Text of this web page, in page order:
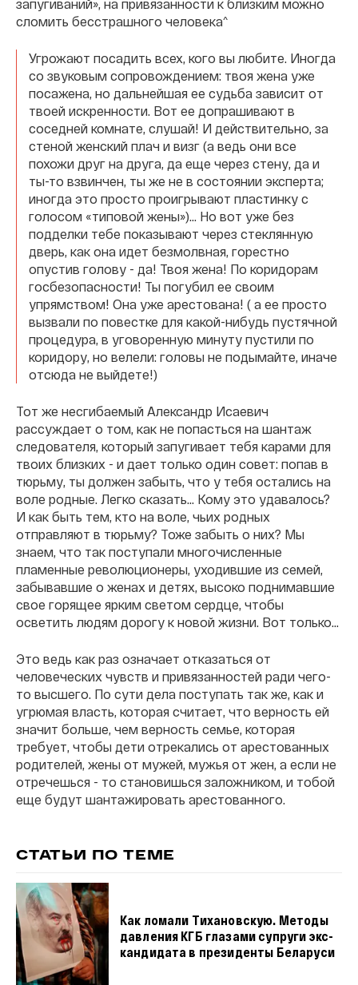
запугиваний», на привязанности к близким можно
сломить бесстрашного человека^
Угрожают посадить всех, кого вы любите. Иногда
со звуковым сопровождением: твоя жена уже
посажена, но дальнейшая ее судьба зависит от
твоей искренности. Вот ее допрашивают в
соседней комнате, слушай! И действительно, за
стеной женский плач и визг (а ведь они все
похожи друг на друга, да еще через стену, да и
ты-то взвинчен, ты же не в состоянии эксперта;
иногда это просто проигрывают пластинку с
голосом «типовой жены»)… Но вот уже без
подделки тебе показывают через стеклянную
дверь, как она идет безмолвная, горестно
опустив голову - да! Твоя жена! По коридорам
госбезопасности! Ты погубил ее своим
упрямством! Она уже арестована! ( а ее просто
вызвали по повестке для какой-нибудь пустячной
процедура, в уговоренную минуту пустили по
коридору, но велели: головы не подымайте, иначе
отсюда не выйдете!)
Тот же несгибаемый Александр Исаевич
рассуждает о том, как не попасться на шантаж
следователя, который запугивает тебя карами для
твоих близких - и дает только один совет: попав в
тюрьму, ты должен забыть, что у тебя остались на
воле родные. Легко сказать… Кому это удавалось?
И как быть тем, кто на воле, чьих родных
отправляют в тюрьму? Тоже забыть о них? Мы
знаем, что так поступали многочисленные
пламенные революционеры, уходившие из семей,
забывавшие о женах и детях, высоко поднимавшие
свое горящее ярким светом сердце, чтобы
осветить людям дорогу к новой жизни. Вот только…
Это ведь как раз означает отказаться от
человеческих чувств и привязанностей ради чего-
то высшего. По сути дела поступать так же, как и
угрюмая власть, которая считает, что верность ей
значит больше, чем верность семье, которая
требует, чтобы дети отрекались от арестованных
родителей, жены от мужей, мужья от жен, а если не
отречешься - то становишься заложником, и тобой
еще будут шантажировать арестованного.
СТАТЬИ ПО ТЕМЕ
Как ломали Тихановскую. Методы
давления КГБ глазами супруги экс-
кандидата в президенты Беларуси